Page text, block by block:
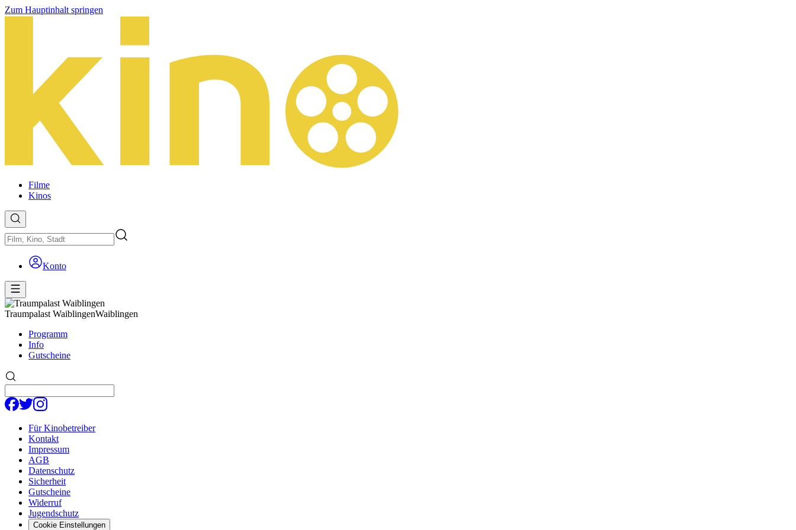
Zum Hauptinhalt springen
Filme
Kinos
Konto
Traumpalast WaiblingenWaiblingen
Programm
Info
Gutscheine
Für Kinobetreiber
Kontakt
Impressum
AGB
Datenschutz
Sicherheit
Gutscheine
Widerruf
Jugendschutz
Cookie Einstellungen